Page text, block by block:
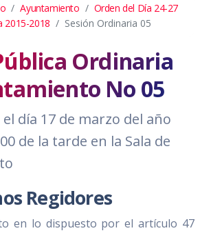
Ayuntamiento
Orden del Día 24-27
2015-2018
Sesión Ordinaria 05
Ordinaria
No 05
día 17 de marzo del año
de la tarde en la Sala de
Regidores
en lo dispuesto por el artículo 47